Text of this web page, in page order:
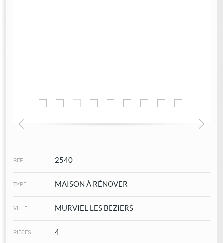
REF 2540
TYPE MAISON À RÉNOVER
VILLE MURVIEL LES BEZIERS
PIÈCES 4